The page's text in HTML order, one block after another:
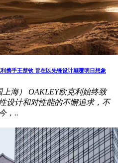
携手王楚钦 旨在以先锋设计颠覆明日想象
上海） OAKLEY欧克利始终致
设计和对性能的不懈追求，不
，..